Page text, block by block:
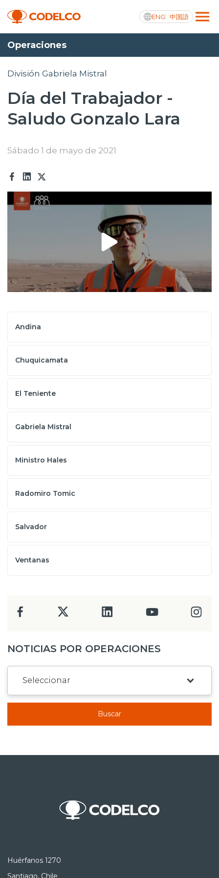
ENG 中国語
Transparencia activa
Proyectos
Sustentabilidad
Innovación
Inversionistas
Transparencia activa
Canales de denuncia
Operaciones
División Gabriela Mistral
Día del Trabajador -
Saludo Gonzalo Lara
Sábado 1 de mayo de 2021
Andina
Chuquicamata
El Teniente
Gabriela Mistral
Ministro Hales
Radomiro Tomic
Salvador
Ventanas
NOTICIAS POR OPERACIONES
Buscar
Huérfanos 1270
Santiago, Chile